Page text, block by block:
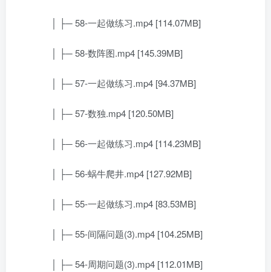
│ ├─ 58-一起做练习.mp4 [114.07MB]
│ ├─ 58-数阵图.mp4 [145.39MB]
│ ├─ 57-一起做练习.mp4 [94.37MB]
│ ├─ 57-数独.mp4 [120.50MB]
│ ├─ 56-一起做练习.mp4 [114.23MB]
│ ├─ 56-蜗牛爬井.mp4 [127.92MB]
│ ├─ 55-一起做练习.mp4 [83.53MB]
│ ├─ 55-间隔问题(3).mp4 [104.25MB]
│ ├─ 54-周期问题(3).mp4 [112.01MB]